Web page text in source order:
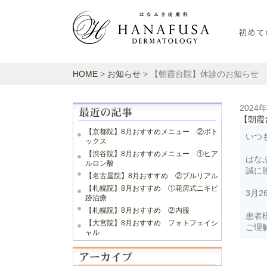
HOME > お知らせ > 【朝霞台院】休診のお知らせ
2024
【朝
いつ
はな
誠に
3月
患者
ご理
【京都院】8月おすすめメニュー ②ボト
ックス
【渋谷院】8月おすすめメニュー ①ヒア
ルロン酸
【名古屋院】8月おすすめ ②プルリアル
【札幌院】8月おすすめ ①花房式ニキビ
跡治療
【札幌院】8月おすすめ ②内服
【大宮院】8月おすすめ フォトフェイシ
ャル